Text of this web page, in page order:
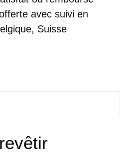
avec suivi en
Suisse